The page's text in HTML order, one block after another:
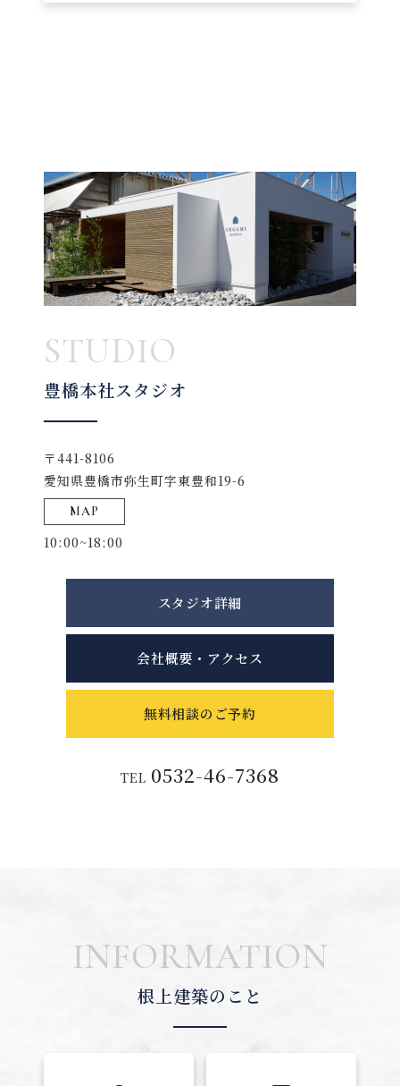
STUDIO
豊橋本社スタジオ
〒441-8106
愛知県豊橋市弥生町字東豊和19-6
MAP
10:00~18:00
スタジオ詳細
会社概要・アクセス
無料相談のご予約
TEL 0532-46-7368
INFORMATION
根上建築のこと